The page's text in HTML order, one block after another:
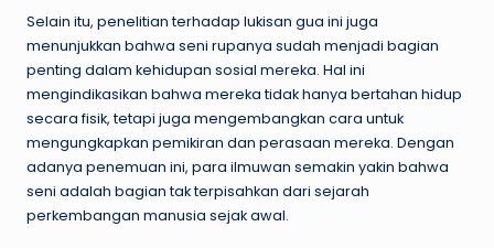
Selain itu, penelitian terhadap lukisan gua ini juga
menunjukkan bahwa seni rupanya sudah menjadi bagian
penting dalam kehidupan sosial mereka. Hal ini
mengindikasikan bahwa mereka tidak hanya bertahan hidup
secara fisik, tetapi juga mengembangkan cara untuk
mengungkapkan pemikiran dan perasaan mereka. Dengan
adanya penemuan ini, para ilmuwan semakin yakin bahwa
seni adalah bagian tak terpisahkan dari sejarah
perkembangan manusia sejak awal.